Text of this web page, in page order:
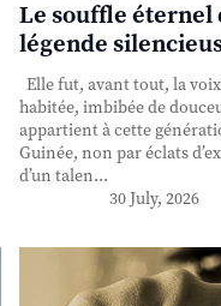
Le souffle éternel
légende
Elle fut, avant tout, la
habitée, imbibée de
appartient à cette
Guinée, non par éclats
d’un talen...
30 July, 2026